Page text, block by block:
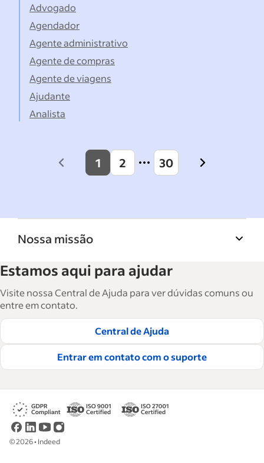
Advogado
Agendador
Agente administrativo
Agente de compras
Agente de viagens
Ajudante
Analista
Previous
1 2 30
Next
Nossa missão
Indeed ajuda empresas a crescer e gerenciar a
força de trabalho. São mais de 15 mil artigos
em seis idiomas, em que você encontra
conselhos táticos, instruções e práticas
recomendadas para ajudar as empresas a
contratar e reter ótimos funcionários.
Leia nossas diretrizes editoriais
Estamos aqui para ajudar
Visite nossa Central de Ajuda para ver dúvidas comuns ou
entre em contato.
Central de Ajuda
Entrar em contato com o suporte
©2026• Indeed